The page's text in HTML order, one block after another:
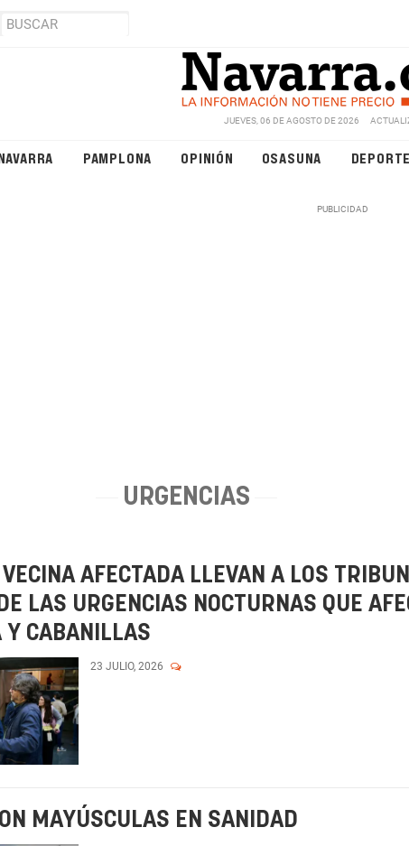
JUEVES, 06 DE AGOSTO DE 2026
PAMPLONA OPINIÓN OSASUNA DEPORTE
URGENCIAS
AFECTADA LLEVAN A LOS
LAS URGENCIAS NOCTURNAS QUE
Y CABANILLAS
23 JULIO, 2026
MAYÚSCULAS EN SANIDAD